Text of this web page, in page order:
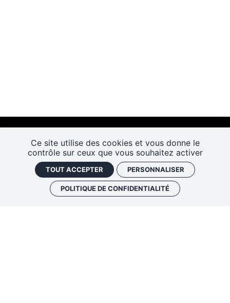
Ce site utilise des cookies et vous donne le
contrôle sur ceux que vous souhaitez activer
TOUT ACCEPTER PERSONNALISER
POLITIQUE DE CONFIDENTIALITÉ